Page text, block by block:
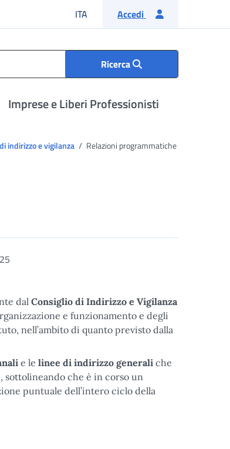
ITA Lingua italiana
Accedi
Ricerca
Imprese e Liberi Professionisti
indirizzo e vigilanza Relazioni programmatiche
dalConsiglio di Indirizzo e Vigilanza
e funzionamento e degli
nell’ambito di quanto previsto dalla
e le linee di indirizzo generali che
che è in corso un
puntuale dell’intero ciclo della